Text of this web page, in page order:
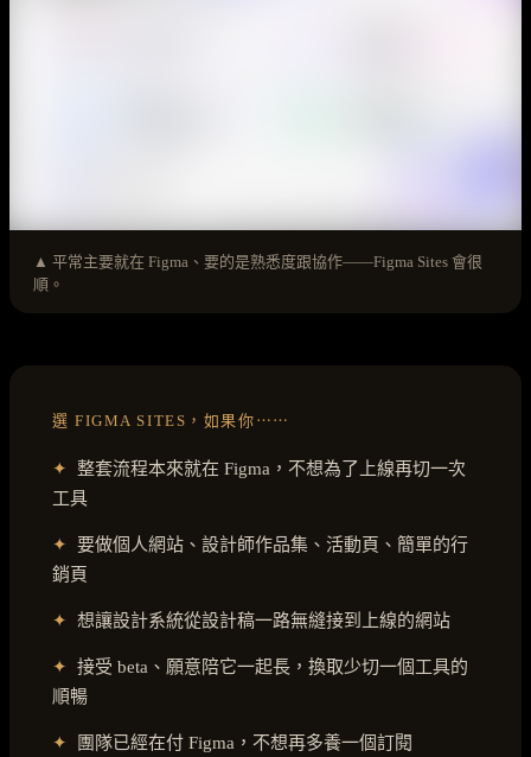
▲ 平常主要就在 Figma、要的是熟悉度跟協作——Figma Sites 會很
順。
選 FIGMA SITES，如果你⋯⋯
✦
整套流程本來就在 Figma，不想為了上線再切一次
工具
✦
要做個人網站、設計師作品集、活動頁、簡單的行
銷頁
✦ 想讓設計系統從設計稿一路無縫接到上線的網站
✦
接受 beta、願意陪它一起長，換取少切一個工具的
順暢
✦ 團隊已經在付 Figma，不想再多養一個訂閱